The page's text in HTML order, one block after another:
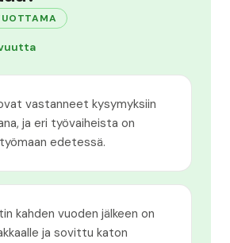
vastanneet kysymyksiin
ja eri työvaiheista on
edetessä.
kahden vuoden jälkeen on
ja sovittu katon